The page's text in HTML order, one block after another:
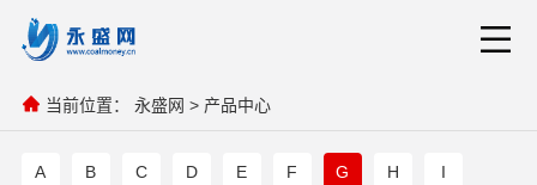
当前位置： 永盛网 > 产品中心
A B C D E F G H I